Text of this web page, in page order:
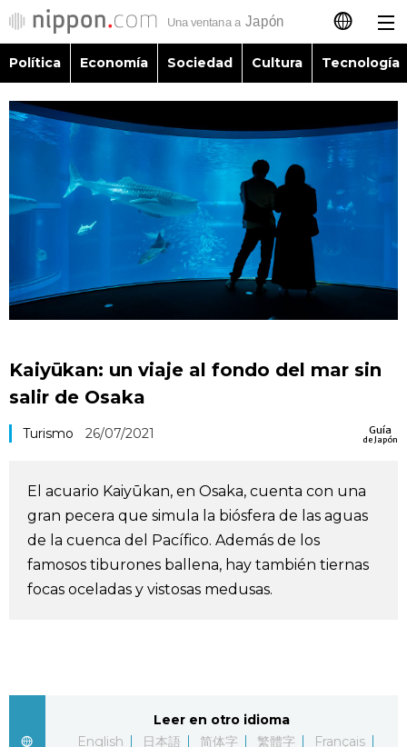
日本語
简体字
繁體字
Français
العربية
Política
Economía
Sociedad
Tecnología
Vida
Guía de Japón
Vídeos e imágenes
En profundidad
Noticias
Política Economía Sociedad Cultura Tecnología
Kaiyūkan: un viaje al fondo del mar sin
salir de Osaka
Guía
de Japón
Turismo 26/07/2021
El acuario Kaiyūkan, en Osaka, cuenta con una
gran pecera que simula la biósfera de las aguas
de la cuenca del Pacífico. Además de los
famosos tiburones ballena, hay también tiernas
focas oceladas y vistosas medusas.
Leer en otro idioma
English
日本語 简体字 繁體字
Français